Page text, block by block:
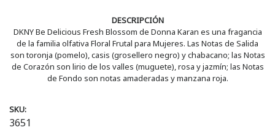
DESCRIPCIÓN
DKNY Be Delicious Fresh Blossom de Donna Karan es una fragancia
de la familia olfativa Floral Frutal para Mujeres. Las Notas de Salida
son toronja (pomelo), casis (grosellero negro) y chabacano; las Notas
de Corazón son lirio de los valles (muguete), rosa y jazmín; las Notas
de Fondo son notas amaderadas y manzana roja.
SKU:
3651